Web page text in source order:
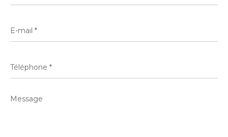
mail
*
Message
*